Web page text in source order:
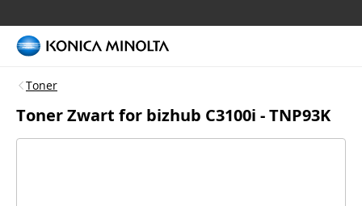
Toner
Toner Zwart for bizhub C3100i - TNP93K